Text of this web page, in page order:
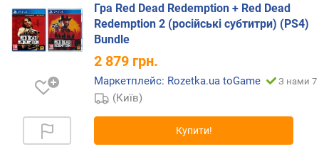
Гра Red Dead Redemption + Red Dead
Redemption 2 (російські субтитри) (PS4)
Bundle
2 879 грн.
Маркетплейс: Rozetka.ua toGame З нами 7
(Київ)
Купити!